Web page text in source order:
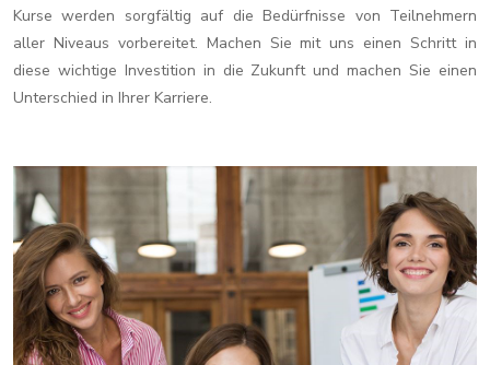
Kurse werden sorgfältig auf die Bedürfnisse von Teilnehmern
aller Niveaus vorbereitet. Machen Sie mit uns einen Schritt in
diese wichtige Investition in die Zukunft und machen Sie einen
Unterschied in Ihrer Karriere.